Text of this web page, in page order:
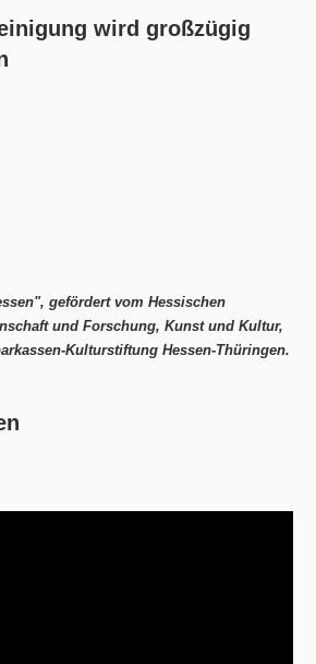
wird großzügig
gefördert vom Hessischen
und Forschung, Kunst und Kultur,
Kulturstiftung Hessen-Thüringen.